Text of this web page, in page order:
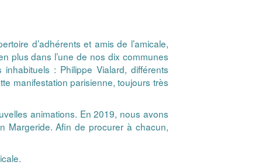
d’adhérents et amis de l’amicale,
plus dans l’une de nos dix communes
: Philippe Vialard, différents
manifestation parisienne, toujours très
animations. En 2019, nous avons
Margeride. Afin de procurer à chacun,